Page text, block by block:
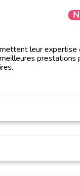
leur expertise
prestations